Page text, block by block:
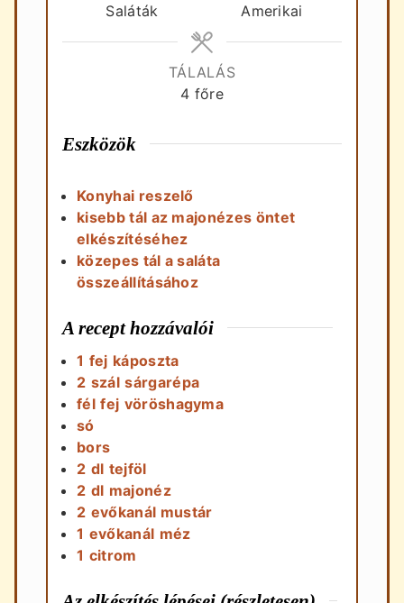
Saláták
Amerikai
TÁLALÁS
4 főre
Eszközök
Konyhai reszelő
kisebb tál az majonézes öntet
elkészítéséhez
közepes tál a saláta
összeállításához
A recept hozzávalói
1 fej káposzta
2 szál sárgarépa
fél fej vöröshagyma
só
bors
2 dl tejföl
2 dl majonéz
2 evőkanál mustár
1 evőkanál méz
1 citrom